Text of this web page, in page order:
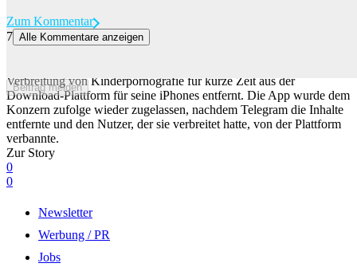
Beitrag melden
Zum Kommentar
7 Alle Kommentare anzeigen
Verbreitung von Kinderpornografie für kurze Zeit aus der
Download-Plattform für seine iPhones entfernt. Die App wurde dem
Konzern zufolge wieder zugelassen, nachdem Telegram die Inhalte
entfernte und den Nutzer, der sie verbreitet hatte, von der Plattform
verbannte.
Zur Story
0
0
Newsletter
Werbung / PR
Jobs